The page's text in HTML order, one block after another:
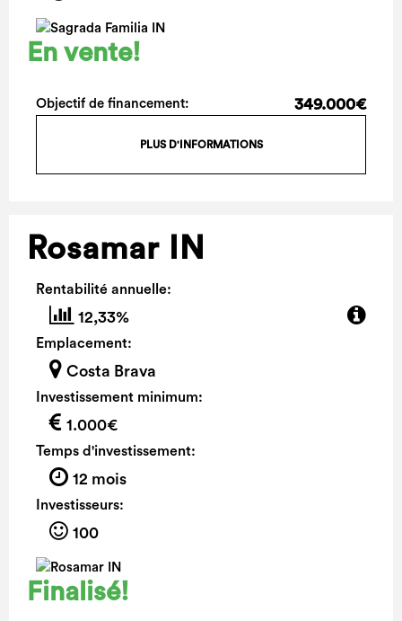
En vente!
Objectif de financement: 349.000€
PLUS D'INFORMATIONS
Rosamar IN
Rentabilité annuelle:
12,33%
Emplacement:
Costa Brava
Investissement minimum:
1.000€
Temps d'investissement:
12 mois
Investisseurs:
100
Finalisé!